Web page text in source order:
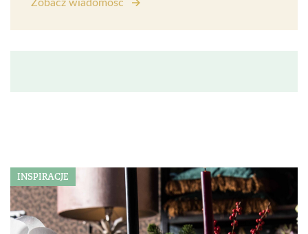
Zobacz wiadomość
INSPIRACJE